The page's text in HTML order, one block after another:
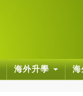
海外升學